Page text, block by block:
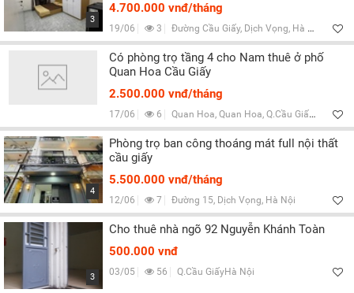
3
4.700.000 vnđ/tháng
19/06 3 Đường Cầu Giấy, Dịch Vọng, Hà Nội
Có phòng trọ tầng 4 cho Nam thuê ở phố
Quan Hoa Cầu Giấy
2.500.000 vnđ/tháng
17/06 6 Quan Hoa, Quan Hoa, Q.Cầu Giấy, Hà Nội
4
Phòng trọ ban công thoáng mát full nội thất
cầu giấy
5.500.000 vnđ/tháng
12/06 7 Đường 15, Dịch Vọng, Hà Nội
3
Cho thuê nhà ngõ 92 Nguyễn Khánh Toàn
500.000 vnđ
03/05 56 Q.Cầu GiấyHà Nội